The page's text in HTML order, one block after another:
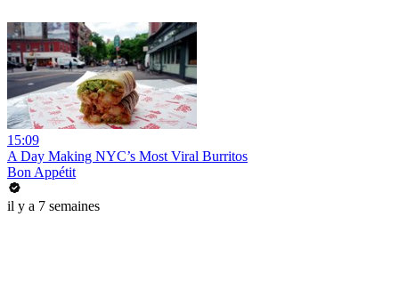
15:09
A Day Making NYC’s Most Viral Burritos
Bon Appétit
il y a 7 semaines